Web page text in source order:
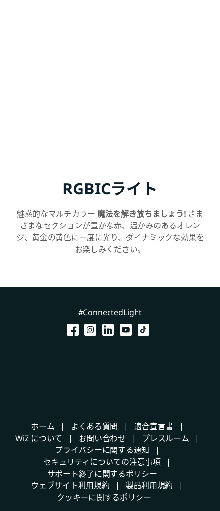
RGBICライト
魅惑的なマルチカラー 魔法を解き放ちましょう! さま
ざまなセクションが豊かな赤、温かみのあるオレン
ジ、黄金の黄色に一度に光り、ダイナミックな効果を
お楽しみください。
#ConnectedLight
ホーム よくある質問
適合宣言書
WiZ について
お問い合わせ
プレスルーム
プライバシーに関する通知
セキュリティについての注意事項
サポート終了に関するポリシー
ウェブサイト利用規約
製品利用規約
クッキーに関するポリシー